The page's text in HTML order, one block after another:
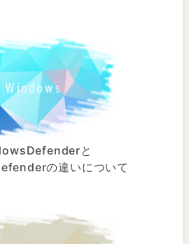
と
の違いについて